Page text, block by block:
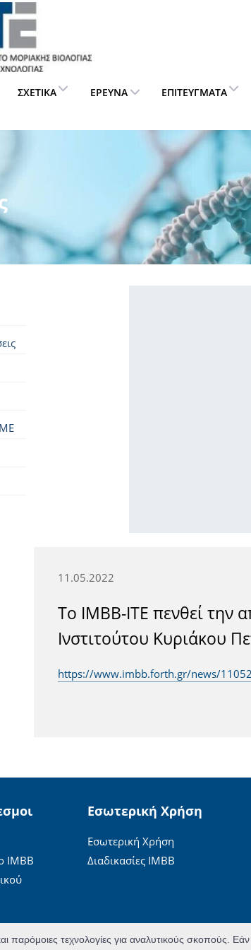
ΣΧΕΤΙΚΆ ΈΡΕΥΝΑ ΕΠΙΤΕΎΓΜΑΤΑ
11.05.2022
Το ΙΜΒΒ-ΙΤΕ πενθεί την
Ινστιτούτου Κυριάκου
https://www.imbb.forth.gr/news/
ΙΜΒΒ
Εσωτερική Χρήση
Εσωτερική Χρήση
Διαδικασίες ΙΜΒΒ
παρόμοιες τεχνολογίες για αναλυτικούς σκοπούς.